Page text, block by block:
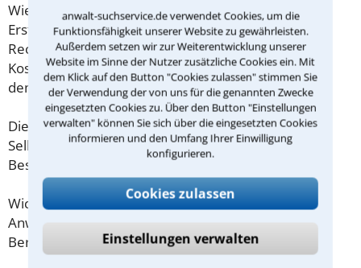
anwalt-suchservice.de verwendet Cookies, um die
Funktionsfähigkeit unserer Website zu gewährleisten.
Außerdem setzen wir zur Weiterentwicklung unserer
Website im Sinne der Nutzer zusätzliche Cookies ein. Mit
dem Klick auf den Button "Cookies zulassen" stimmen Sie
der Verwendung der von uns für die genannten Zwecke
eingesetzten Cookies zu. Über den Button "Einstellungen
verwalten" können Sie sich über die eingesetzten Cookies
informieren und den Umfang Ihrer Einwilligung
konfigurieren.
Cookies zulassen
Einstellungen verwalten
Wieviel ein Rechtsanwalt in Krefeld für eine
Erstberatung verlangen darf, ist in §34 des
Rechtsanwaltsvergütungsgesetz (RVG) geregelt. Die
Kosten für das erste Beratungsgespräch betragen
demnach maximal 190,00 € zzgl. MwSt.
Diese Regelung gilt jedoch nur für Verbraucher. Für
Selbstständige oder Freiberufler gilt diese
Beschränkung nicht.
Wichtig daher: Klären Sie die Kostenfrage mit Ihrem
Anwalt aus Krefeld schon zu Beginn der ersten
Beratung.